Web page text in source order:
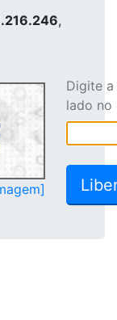
,
Digite
lado no